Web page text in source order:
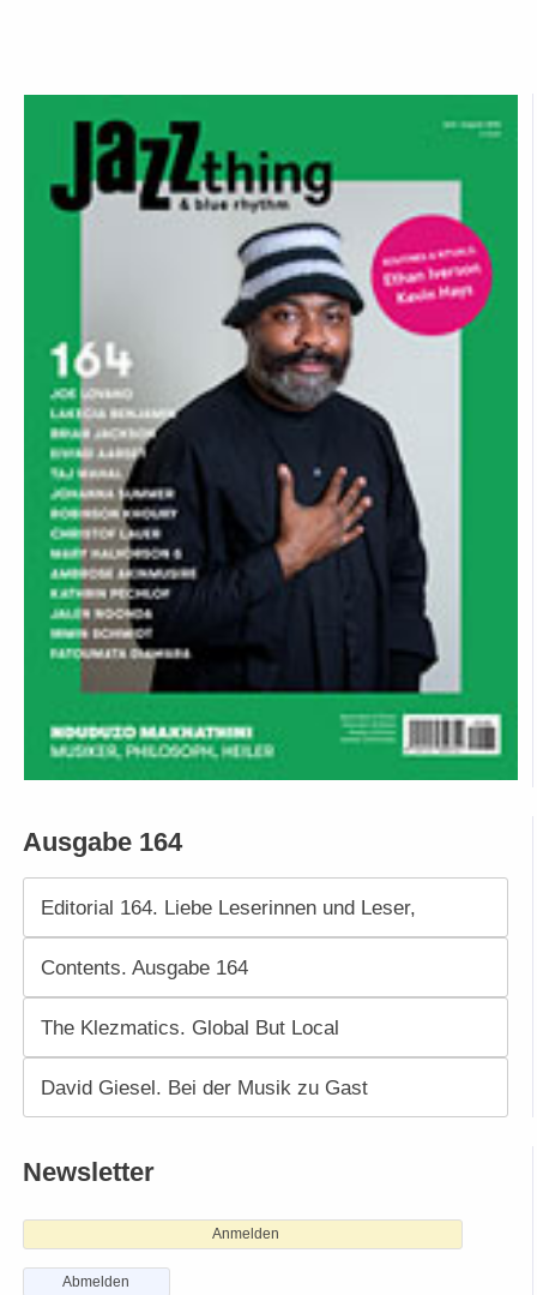
Ausgabe 164
Editorial 164. Liebe Leserinnen und Leser,
Contents. Ausgabe 164
The Klezmatics. Global But Local
David Giesel. Bei der Musik zu Gast
Newsletter
Anmelden
Abmelden